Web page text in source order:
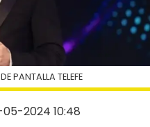
05-2024 10:48
PANTALLA TELEFE